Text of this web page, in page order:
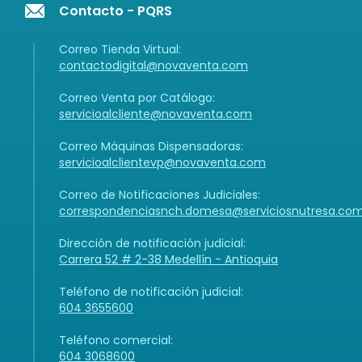
Contacto - PQRS
Correo Tienda Virtual:
contactodigital@novaventa.com
Correo Venta por Catálogo:
servicioalcliente@novaventa.com
Correo Máquinas Dispensadoras:
servicioalclientevp@novaventa.com
Correo de Notificaciones Judiciales:
Dirección de notificación judicial:
Carrera 52 # 2-38 Medellín - Antioquia
Teléfono de notificación judicial:
604 3655600
Teléfono comercial:
604 3068600